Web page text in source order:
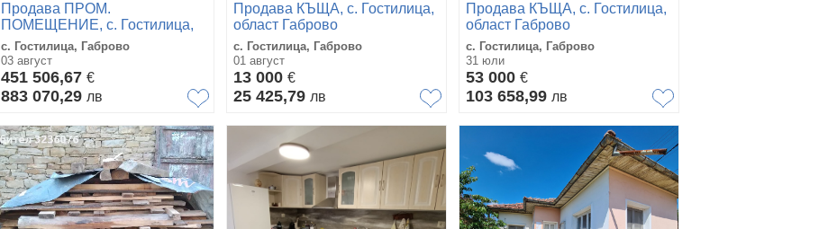
Продава ПРОМ.
ПОМЕЩЕНИЕ, с. Гостилица,
област Габрово
с. Гостилица, Габрово
03 август
451 506,67 €
883 070,29 лв
Продава КЪЩА, с. Гостилица,
област Габрово
с. Гостилица, Габрово
01 август
13 000 €
25 425,79 лв
Продава КЪЩА, с. Гостилица,
област Габрово
с. Гостилица, Габрово
31 юли
53 000 €
103 658,99 лв